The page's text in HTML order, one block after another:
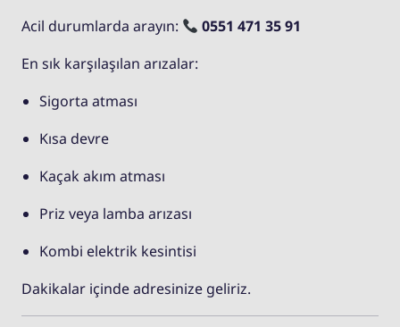
Acil durumlarda arayın:
0551 471 35 91
En sık karşılaşılan arızalar:
Sigorta atması
Kısa devre
Kaçak akım atması
Priz veya lamba arızası
Kombi elektrik kesintisi
Dakikalar içinde adresinize geliriz.